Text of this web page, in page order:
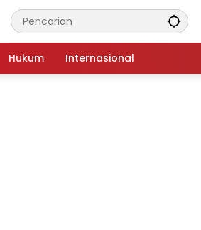
Hukum Internasional